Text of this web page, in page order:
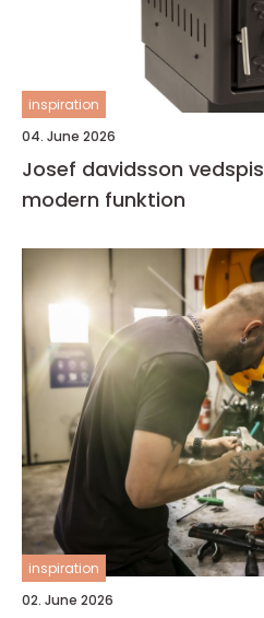
inspiration
04. June 2026
Josef davidsson vedspis klassisk värme med
modern funktion
inspiration
02. June 2026